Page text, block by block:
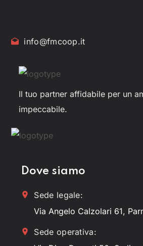
info@fmcoop.it
Il tuo partner affidabile per un
impeccabile.
Dove siamo
Sede legale:
Via Angelo Calzolari 61,
Sede operativa: